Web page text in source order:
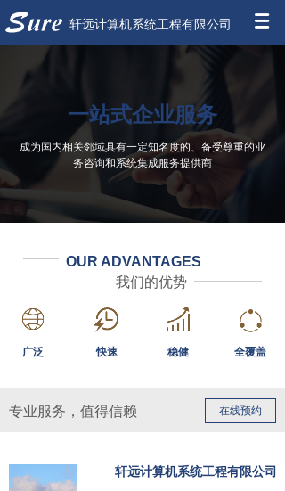
轩远计算机系统工程有限公司
一站式企业服务
成为国内相关邻域具有一定知名度的、备受尊重的业
务咨询和系统集成服务提供商
OUR ADVANTAGES
我们的优势
稳健
快速
广泛 全覆盖
在线预约
专业服务，值得信赖
轩远计算机系统工程有限公司